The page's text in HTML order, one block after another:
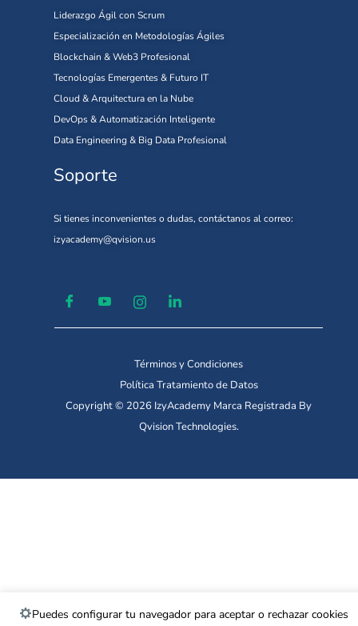
Liderazgo Ágil con Scrum
Especialización en Metodologías Ágiles
Blockchain & Web3 Profesional
Tecnologías Emergentes & Futuro IT
Cloud & Arquitectura en la Nube
DevOps & Automatización Inteligente
Data Engineering & Big Data Profesional
Soporte
Si tienes inconvenientes o dudas, contáctanos al correo:
izyacademy@qvision.us
Términos y Condiciones
Política Tratamiento de Datos
Copyright © 2026 IzyAcademy Marca Registrada By
Qvision Technologies.
Puedes configurar tu navegador para aceptar o rechazar cookies